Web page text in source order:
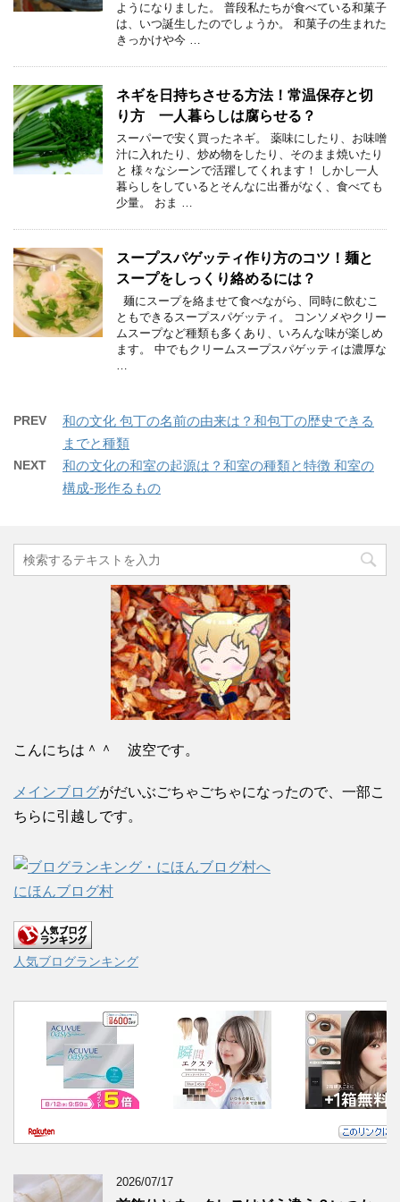
ようになりました。 普段私たちが食べている和菓子
は、いつ誕生したのでしょうか。 和菓子の生まれた
きっかけや今 …
ネギを日持ちさせる方法！常温保存と切
り方 一人暮らしは腐らせる？
スーパーで安く買ったネギ。 薬味にしたり、お味噌
汁に入れたり、炒め物をしたり、そのまま焼いたり
と 様々なシーンで活躍してくれます！ しかし一人
暮らしをしているとそんなに出番がなく、食べても
少量。 おま …
スープスパゲッティ作り方のコツ！麺と
スープをしっくり絡めるには？
麺にスープを絡ませて食べながら、同時に飲むこ
ともできるスープスパゲッティ。 コンソメやクリー
ムスープなど種類も多くあり、いろんな味が楽しめ
ます。 中でもクリームスープスパゲッティは濃厚な
…
PREV
和の文化 包丁の名前の由来は？和包丁の歴史できる
までと種類
NEXT
和の文化の和室の起源は？和室の種類と特徴 和室の
構成-形作るもの
こんにちは＾＾ 波空です。
メインブログがだいぶごちゃごちゃになったので、一部こ
ちらに引越しです。
にほんブログ村
人気ブログランキング
2026/07/17